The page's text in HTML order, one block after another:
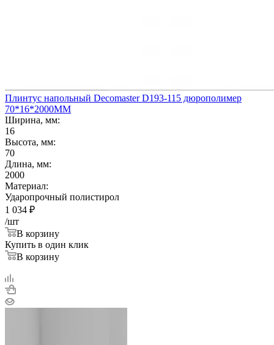
Плинтус напольный Decomaster D193-115 дюрополимер
70*16*2000ММ
Ширина, мм:
16
Высота, мм:
70
Длина, мм:
2000
Материал:
Ударопрочный полистирол
1 034 ₽
/шт
В корзину
Купить в один клик
В корзину